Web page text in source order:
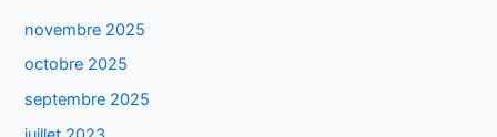
novembre 2025
octobre 2025
septembre 2025